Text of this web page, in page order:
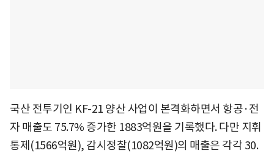
국산 전투기인 KF-21 양산 사업이 본격화하면서 항공·전
자 매출도 75.7% 증가한 1883억원을 기록했다. 다만 지휘
통제(1566억원), 감시정찰(1082억원)의 매출은 각각 30.